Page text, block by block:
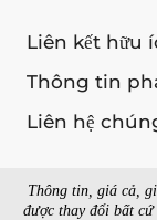
Liên kết hữu
Thông tin
Liên hệ
Thông tin, giá cả,
được thay đổi bất